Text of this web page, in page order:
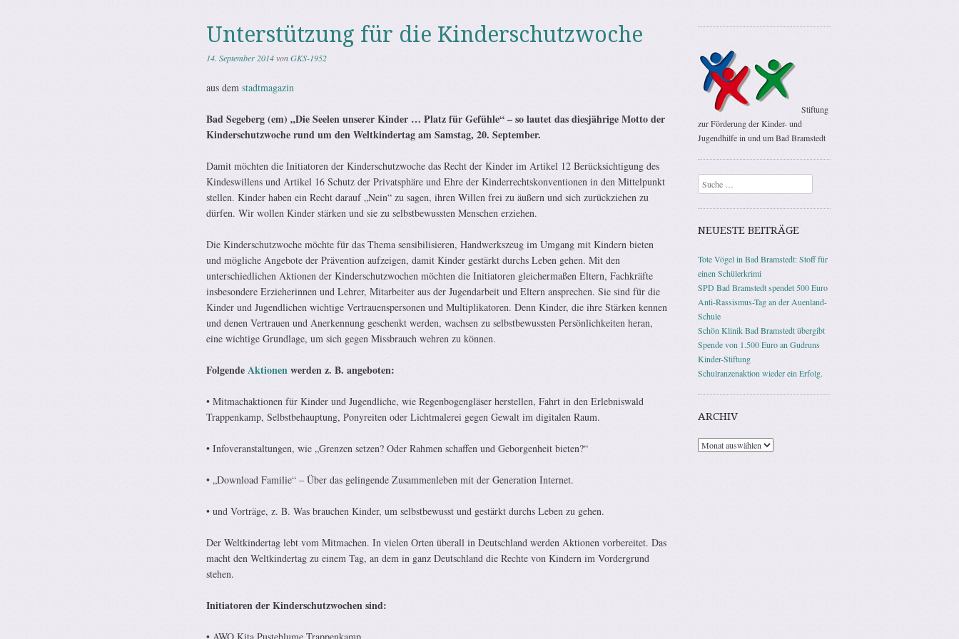
Unterstützung für die Kinderschutzwoche
14. September 2014vonGKS-1952
aus dem stadtmagazin
Bad Segeberg (em) „Die Seelen unserer Kinder … Platz für Gefühle“ – so lautet das diesjährige Motto der
Kinderschutzwoche rund um den Weltkindertag am Samstag, 20. September.
Damit möchten die Initiatoren der Kinderschutzwoche das Recht der Kinder im Artikel 12 Berücksichtigung des
Kindeswillens und Artikel 16 Schutz der Privatsphäre und Ehre der Kinderrechtskonventionen in den Mittelpunkt
stellen. Kinder haben ein Recht darauf „Nein“ zu sagen, ihren Willen frei zu äußern und sich zurückziehen zu
dürfen. Wir wollen Kinder stärken und sie zu selbstbewussten Menschen erziehen.
Die Kinderschutzwoche möchte für das Thema sensibilisieren, Handwerkszeug im Umgang mit Kindern bieten
und mögliche Angebote der Prävention aufzeigen, damit Kinder gestärkt durchs Leben gehen. Mit den
unterschiedlichen Aktionen der Kinderschutzwochen möchten die Initiatoren gleichermaßen Eltern, Fachkräfte
insbesondere Erzieherinnen und Lehrer, Mitarbeiter aus der Jugendarbeit und Eltern ansprechen. Sie sind für die
Kinder und Jugendlichen wichtige Vertrauenspersonen und Multiplikatoren. Denn Kinder, die ihre Stärken kennen
und denen Vertrauen und Anerkennung geschenkt werden, wachsen zu selbstbewussten Persönlichkeiten heran,
eine wichtige Grundlage, um sich gegen Missbrauch wehren zu können.
FolgendeAktionenwerden z. B. angeboten:
• Mitmachaktionen für Kinder und Jugendliche, wie Regenbogengläser herstellen, Fahrt in den Erlebniswald
Trappenkamp, Selbstbehauptung, Ponyreiten oder Lichtmalerei gegen Gewalt im digitalen Raum.
• Infoveranstaltungen, wie „Grenzen setzen? Oder Rahmen schaffen und Geborgenheit bieten?“
• „Download Familie“ – Über das gelingende Zusammenleben mit der Generation Internet.
• und Vorträge, z. B. Was brauchen Kinder, um selbstbewusst und gestärkt durchs Leben zu gehen.
Der Weltkindertag lebt vom Mitmachen. In vielen Orten überall in Deutschland werden Aktionen vorbereitet. Das
macht den Weltkindertag zu einem Tag, an dem in ganz Deutschland die Rechte von Kindern im Vordergrund
stehen.
Initiatoren der Kinderschutzwochen sind:
Stiftung
zur Förderung der Kinder- und
Jugendhilfe in und um Bad Bramstedt
Suchen
NEUESTE BEITRÄGE
Tote Vögel in Bad Bramstedt: Stoff für
einen Schülerkrimi
SPD Bad Bramstedt spendet 500 Euro
Anti-Rassismus-Tag an der Auenland-
Schule
Schön Klinik Bad Bramstedt übergibt
Spende von 1.500 Euro an Gudruns
Kinder-Stiftung
Schulranzenaktion wieder ein Erfolg.
ARCHIV
Archiv